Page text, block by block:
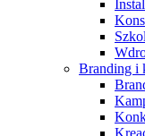
Branding i